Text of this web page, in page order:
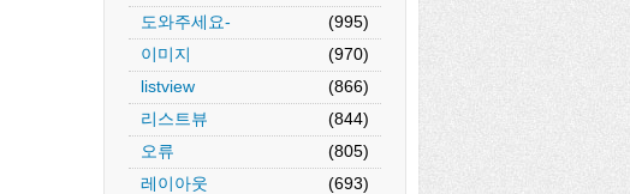
도와주세요-
(995)
이미지
(970)
listview
(866)
리스트뷰
(844)
오류
(805)
레이아웃
(693)